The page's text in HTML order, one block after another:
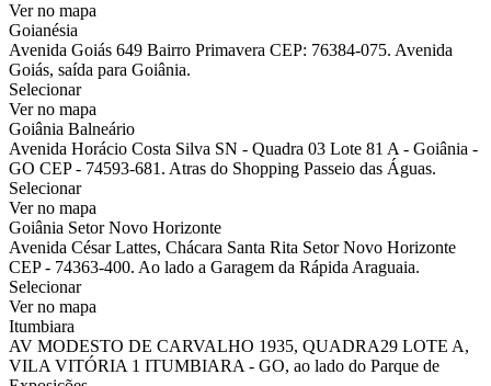
Ver no mapa
Goianésia
Avenida Goiás 649 Bairro Primavera CEP: 76384-075. Avenida
Goiás, saída para Goiânia.
Selecionar
Ver no mapa
Goiânia Balneário
Avenida Horácio Costa Silva SN - Quadra 03 Lote 81 A - Goiânia -
GO CEP - 74593-681. Atras do Shopping Passeio das Águas.
Selecionar
Ver no mapa
Goiânia Setor Novo Horizonte
Avenida César Lattes, Chácara Santa Rita Setor Novo Horizonte
CEP - 74363-400. Ao lado a Garagem da Rápida Araguaia.
Selecionar
Ver no mapa
Itumbiara
AV MODESTO DE CARVALHO 1935, QUADRA29 LOTE A,
VILA VITÓRIA 1 ITUMBIARA - GO, ao lado do Parque de